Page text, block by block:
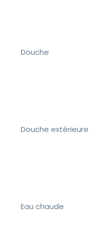
Douche
Douche extérieure
Eau chaude